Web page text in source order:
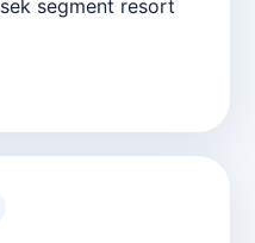
segment resort